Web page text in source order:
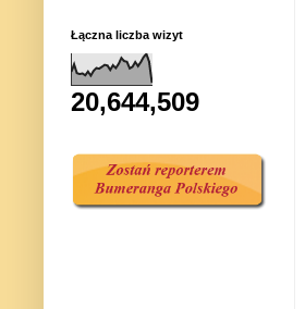
Łączna liczba wizyt
20,644,509